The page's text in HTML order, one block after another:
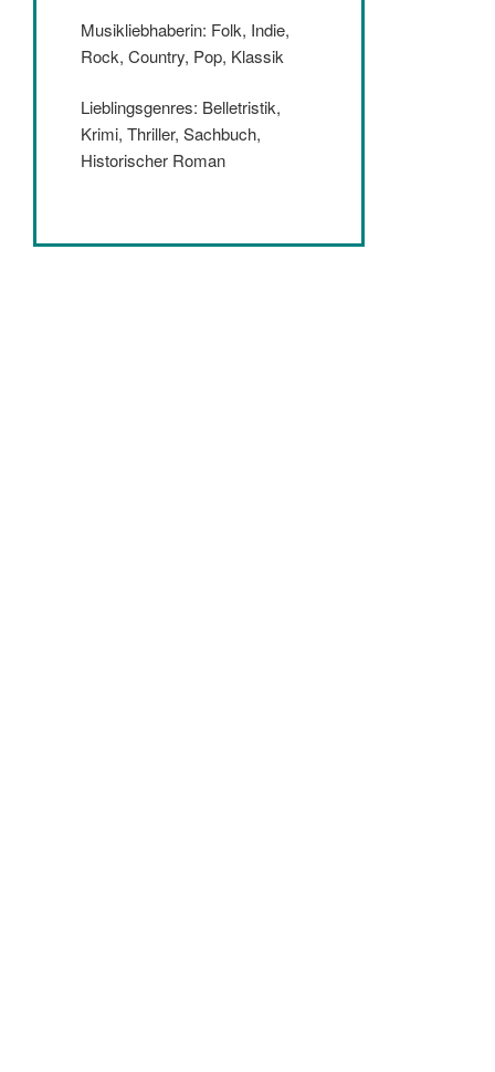
Musikliebhaberin: Folk, Indie,
Rock, Country, Pop, Klassik
Lieblingsgenres: Belletristik,
Krimi, Thriller, Sachbuch,
Historischer Roman